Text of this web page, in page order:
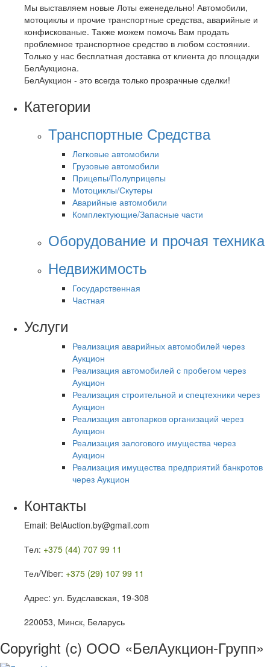
Мы выставляем новые Лоты еженедельно! Автомобили,
мотоциклы и прочие транспортные средства, аварийные и
конфискованые. Также можем помочь Вам продать
проблемное транспортное средство в любом состоянии.
Только у нас бесплатная доставка от клиента до площадки
БелАукциона.
БелАукцион - это всегда только прозрачные сделки!
Категории
Транспортные Средства
Легковые автомобили
Грузовые автомобили
Прицепы/Полуприцепы
Мотоциклы/Скутеры
Аварийные автомобили
Комплектующие/Запасные части
Оборудование и прочая техника
Недвижимость
Государственная
Частная
Услуги
Реализация аварийных автомобилей через
Аукцион
Реализация автомобилей с пробегом через
Аукцион
Реализация строительной и спецтехники через
Аукцион
Реализация автопарков организаций через
Аукцион
Реализация залогового имущества через
Аукцион
Реализация имущества предприятий банкротов
через Аукцион
Контакты
Email: BelAuction.by@gmail.com
Тел: +375 (44) 707 99 11
Тел/Viber: +375 (29) 107 99 11
Адрес: ул. Будславская, 19-308
220053, Минск, Беларусь
Copyright (c) ООО «БелАукцион-Групп»